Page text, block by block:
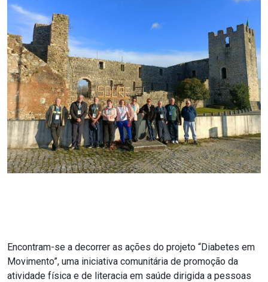
Encontram-se a decorrer as ações do projeto “Diabetes em
Movimento”, uma iniciativa comunitária de promoção da
atividade física e de literacia em saúde dirigida a pessoas